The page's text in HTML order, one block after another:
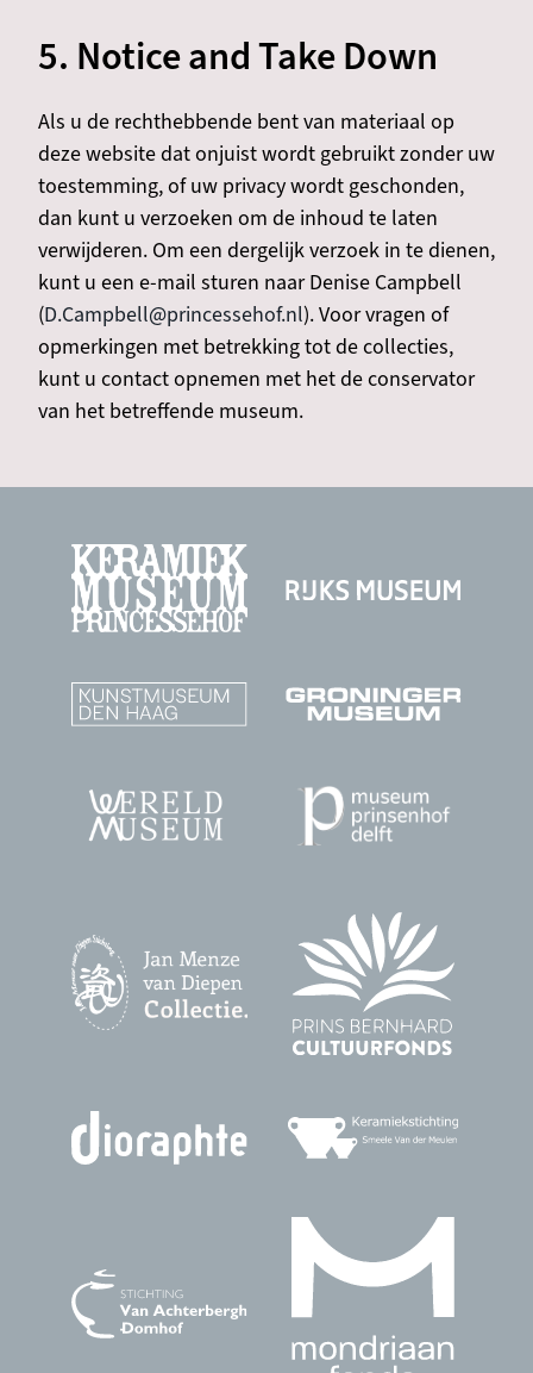
5. Notice and Take Down
Als u de rechthebbende bent van materiaal op
deze website dat onjuist wordt gebruikt zonder uw
toestemming, of uw privacy wordt geschonden,
dan kunt u verzoeken om de inhoud te laten
verwijderen. Om een dergelijk verzoek in te dienen,
kunt u een e-mail sturen naar Denise Campbell
(D.Campbell@princessehof.nl). Voor vragen of
opmerkingen met betrekking tot de collecties,
kunt u contact opnemen met het de conservator
van het betreffende museum.